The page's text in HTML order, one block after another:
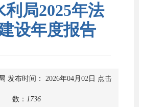
局2025年法
设年度报告
发布时间： 2026年04月02日 点击
数： 1736